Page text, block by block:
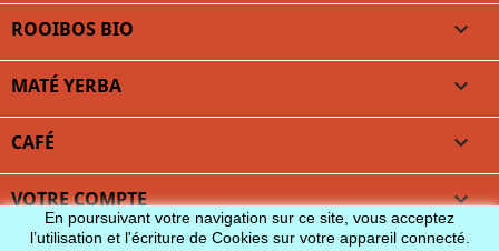
ROOIBOS BIO 
MATÉ YERBA 
CAFÉ 
VOTRE COMPTE 
En poursuivant votre navigation sur ce site, vous acceptez
l’utilisation et l'écriture de Cookies sur votre appareil connecté.